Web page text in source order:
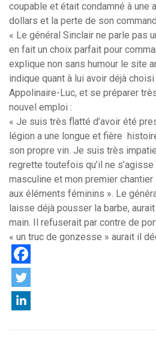
coupable et était condamné à une
dollars et la perte de son
« Le général Sinclair ne parle pas
en fait un choix parfait pour
explique non sans humour le site
indique quant à lui avoir déjà
Appolinaire-Luc, et se préparer
nouvel emploi :
« Je suis très flatté d’avoir été
légion a une longue et fière
son propre vin. Je suis très
regrette toutefois qu’il ne s’agisse
masculine et mon premier chantier
aux éléments féminins ». Le
laisse déjà pousser la barbe,
main. Il refuserait par contre de
« un truc de gonzesse » aurait il